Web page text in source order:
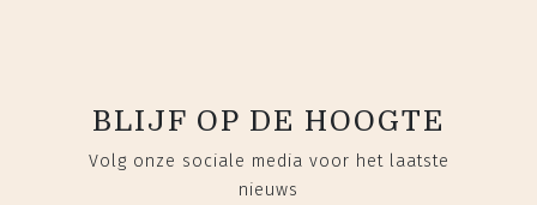
BLIJF OP DE HOOGTE
Volg onze sociale media voor het laatste
nieuws